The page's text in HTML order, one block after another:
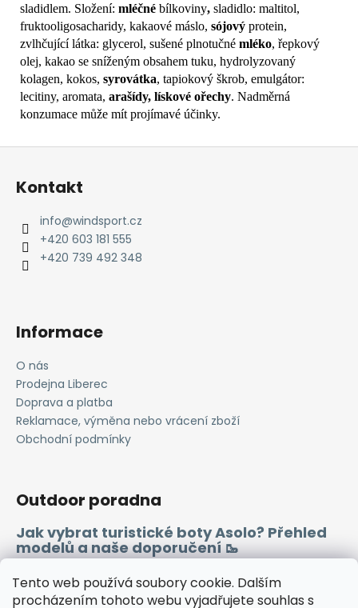
Tento web používá soubory cookie. Dalším
procházením tohoto webu vyjadřujete souhlas s
sladidlem. Složení: mléčné bílkoviny, sladidlo: maltitol,
fruktooligosacharidy, kakaové máslo, sójový protein,
zvlhčující látka: glycerol, sušené plnotučné mléko, řepkový
olej, kakao se sníženým obsahem tuku, hydrolyzovaný
kolagen, kokos, syrovátka, tapiokový škrob, emulgátor:
lecitiny, aromata, arašídy, lískové ořechy. Nadměrná
konzumace může mít projímavé účinky.
Z
Kontakt
info@windsport.cz
+420 603 181 555
+420 739 492 348
Informace
O nás
Prodejna Liberec
Doprava a platba
Reklamace, výměna nebo vrácení zboží
Obchodní podmínky
Outdoor poradna
Jak vybrat turistické boty Asolo? Přehled
modelů a naše doporučení 🥾